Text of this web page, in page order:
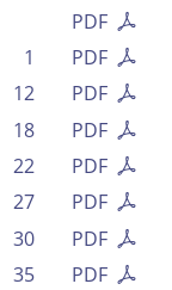
PDF
PDF
1
PDF
12
PDF
18
PDF
22
PDF
27
PDF
30
PDF
35